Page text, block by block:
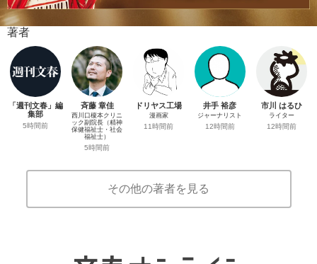
著者
「週刊文春」編
集部
5時間前
斉藤 章佳
西川口榎本クリニ
ック副院長（精神
保健福祉士・社会
福祉士）
5時間前
ドリヤス工場
漫画家
11時間前
井手 裕彦
ジャーナリスト
12時間前
市川 はるひ
ライター
12時間前
その他の著者を見る